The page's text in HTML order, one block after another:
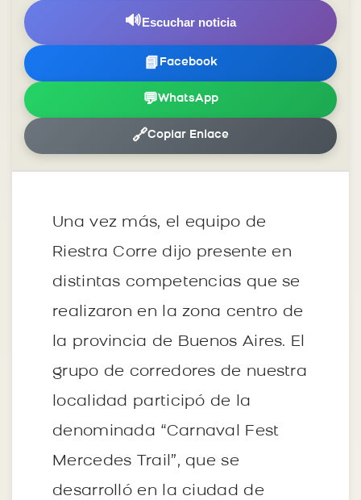
🔊Escuchar noticia
📘 Facebook
💬WhatsApp
🔗Copiar Enlace
Una vez más, el equipo de
Riestra Corre dijo presente en
distintas competencias que se
realizaron en la zona centro de
la provincia de Buenos Aires. El
grupo de corredores de nuestra
localidad participó de la
denominada “Carnaval Fest
Mercedes Trail”, que se
desarrolló en la ciudad de